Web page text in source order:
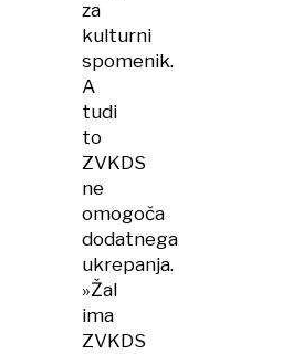
za
kulturni
spomenik.
A
tudi
to
ZVKDS
ne
omogoča
dodatnega
ukrepanja.
»Žal
ima
ZVKDS